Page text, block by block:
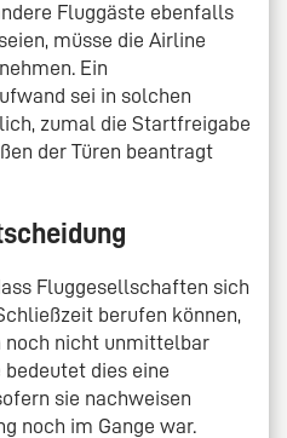
Fluggäste ebenfalls
müsse die Airline
Ein
sei in solchen
zumal die Startfreigabe
der Türen beantragt
Fluggesellschaften sich
berufen können,
noch nicht unmittelbar
bedeutet dies eine
sie nachweisen
noch im Gange war.